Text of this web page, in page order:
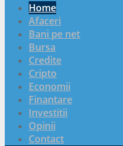
Home
Afaceri
Bani pe net
Bursa
Credite
Cripto
Economii
Finantare
Investitii
Opinii
Contact